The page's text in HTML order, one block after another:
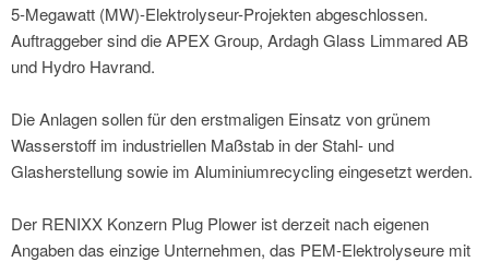
5-Megawatt (MW)-Elektrolyseur-Projekten abgeschlossen.
Auftraggeber sind die APEX Group, Ardagh Glass Limmared AB
und Hydro Havrand.
Die Anlagen sollen für den erstmaligen Einsatz von grünem
Wasserstoff im industriellen Maßstab in der Stahl- und
Glasherstellung sowie im Aluminiumrecycling eingesetzt werden.
Der RENIXX Konzern Plug Plower ist derzeit nach eigenen
Angaben das einzige Unternehmen, das PEM-Elektrolyseure mit